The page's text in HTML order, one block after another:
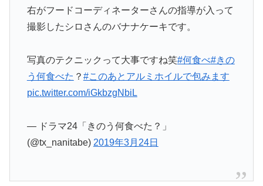
右がフードコーディネーターさんの指導が入って
撮影したシロさんのバナナケーキです。
写真のテクニックって大事ですね笑#何食べ#きの
う何食べた ？ #このあとアルミホイルで包みます
pic.twitter.com/iGkbzgNbiL
— ドラマ24「きのう何食べた？」
(@tx_nanitabe) 2019年3月24日